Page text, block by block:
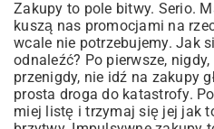
Zakupy to pole bitwy. Serio.
kuszą nas promocjami na
wcale nie potrzebujemy. Jak
odnaleźć? Po pierwsze,
przenigdy, nie idź na zakupy
prosta droga do katastrofy.
miej listę i trzymaj się jej jak